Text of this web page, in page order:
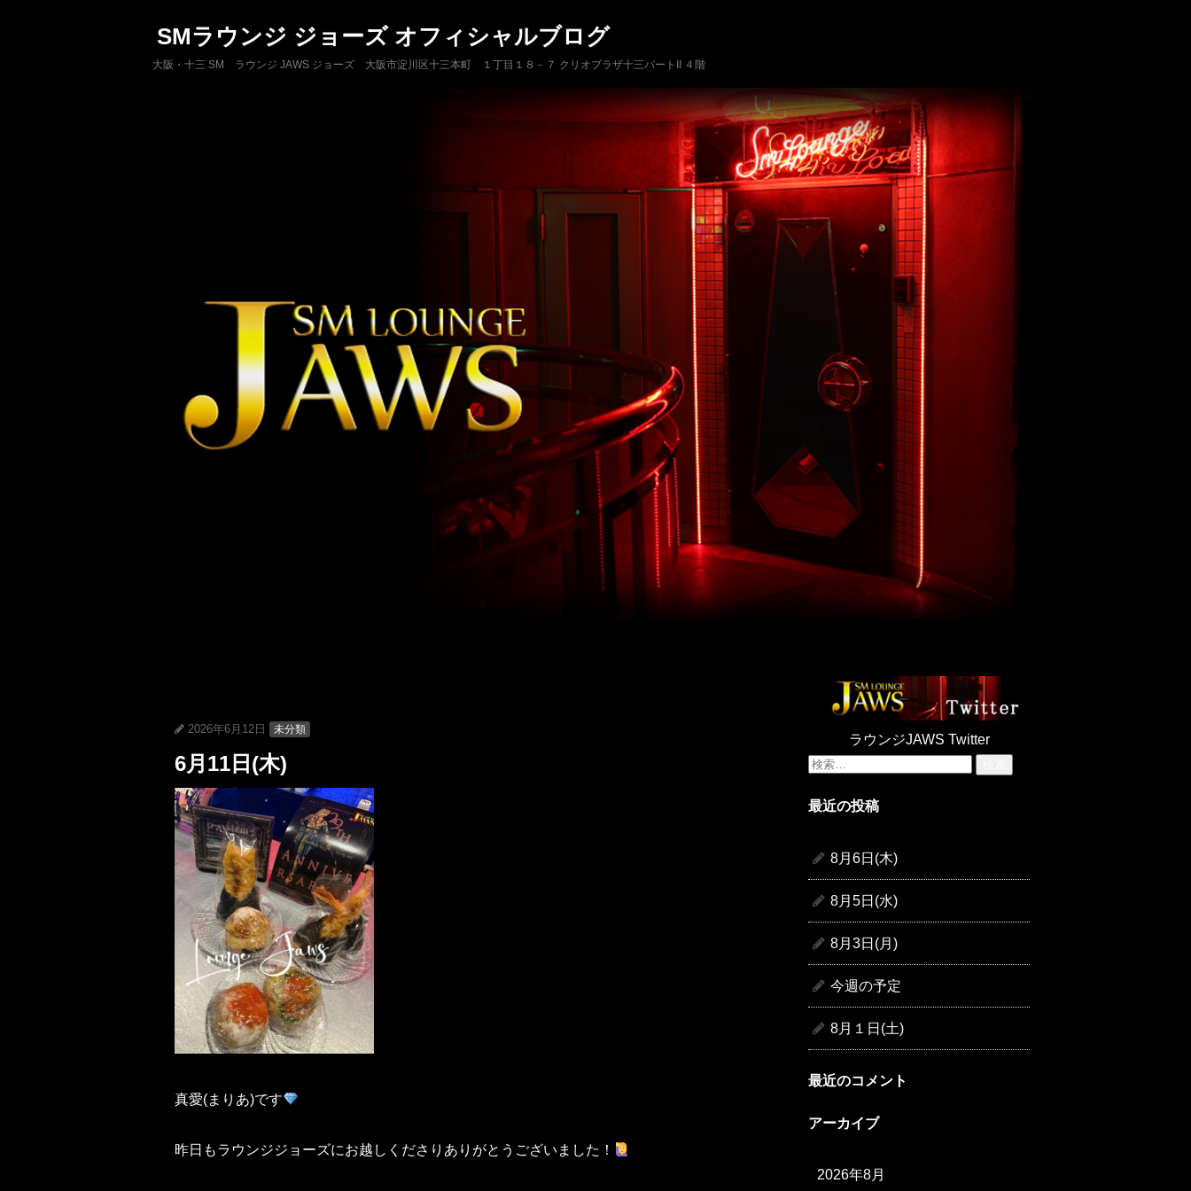
SMラウンジ ジョーズ オフィシャルブログ
大阪・十三 SM ラウンジ JAWS ジョーズ 大阪市淀川区十三本町 １丁目１８－７ クリオプラザ十三パートII ４階
2026年6月12日 未分類
6月11日(木)
真愛(まりあ)です
昨日もラウンジジョーズにお越しくださりありがとうございました！
ラウンジJAWS Twitter
検
最近の投稿
8月6日(木)
8月5日(水)
8月3日(月)
今週の予定
8月１日(土)
最近のコメント
アーカイブ
2026年8月